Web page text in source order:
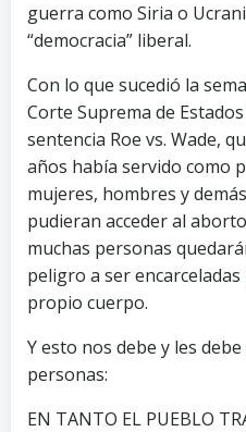
guerra como Siria o
“democracia” liberal.
Con lo que sucedió la
Corte Suprema de
sentencia Roe vs. Wade,
años había servido como
mujeres, hombres y
pudieran acceder al
muchas personas
peligro a ser
propio cuerpo.
Y esto nos debe y les
personas:
EN TANTO EL PUEBLO